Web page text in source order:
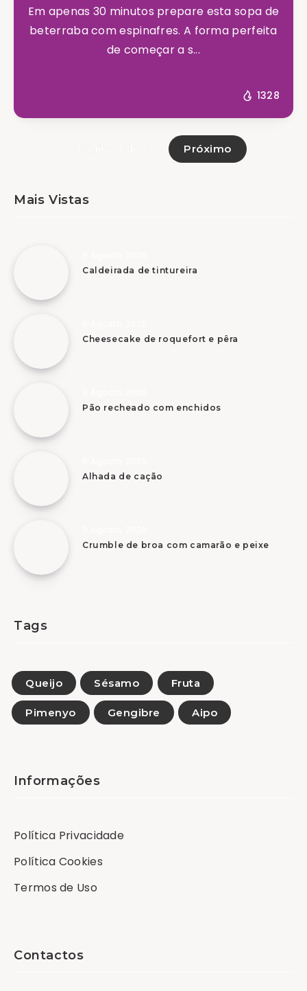
Em apenas 30 minutos prepare esta sopa de
beterraba com espinafres. A forma perfeita
de começar a s...
1328
Próximo
Mais Vistas
Caldeirada de tintureira
Cheesecake de roquefort e pêra
Pão recheado com enchidos
Alhada de cação
Crumble de broa com camarão e peixe
Tags
Queijo Sésamo Fruta
Pimenyo Gengibre Aipo
Informações
Política Privacidade
Política Cookies
Termos de Uso
Contactos